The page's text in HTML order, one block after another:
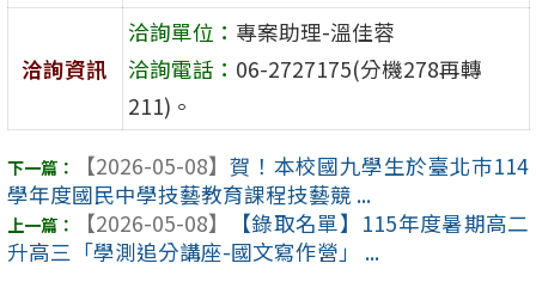
洽詢資訊
洽詢單位： 專案助理-溫佳蓉
洽詢電話： 06-2727175(分機278再轉
211)。
【2026-05-08】 賀！本校國九學生於臺北巿114
學年度國民中學技藝教育課程技藝競 ...
【2026-05-08】
【錄取名單】115年度暑期高二
升高三「學測追分講座-國文寫作營」 ...